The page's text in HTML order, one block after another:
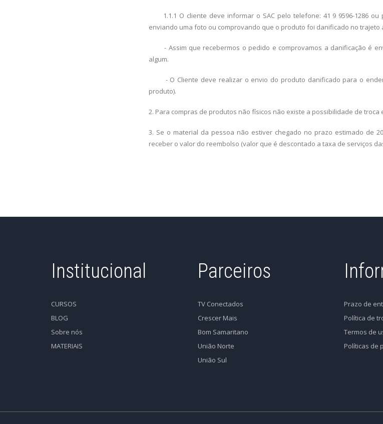
1.1.1 O cliente deve informar o SAC pelo telefone: 41 9 9596-1286 ou
enviando uma foto ou comprovando que o produto foi danificado no trajeto
- Assim que recebermos o pedido e comprovamos a danificação é
algum.
- O Cliente deve realizar o envio do produto danificado para o
produto).
2. Para compras de produtos não físicos não existe a possibilidade de
3. Se o material da pessoa não estiver chegado no prazo estimado de
receber o valor do reembolso (valor que é descontado a taxa de serviços
Institucional
CURSOS
BLOG
Sobre nós
MATERIAIS
Parceiros
TV Conectados
Crescer Mais
Bom Samaritano
União Norte
União Sul
Prazo de
Política de
Termos de
Políticas de